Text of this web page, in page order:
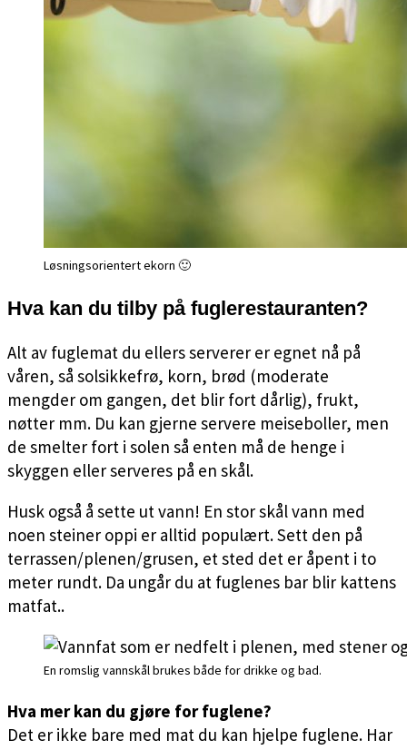
Løsningsorientert ekorn 🙂
Hva kan du tilby på fuglerestauranten?
Alt av fuglemat du ellers serverer er egnet nå på
våren, så solsikkefrø, korn, brød (moderate
mengder om gangen, det blir fort dårlig), frukt,
nøtter mm. Du kan gjerne servere meiseboller, men
de smelter fort i solen så enten må de henge i
skyggen eller serveres på en skål.
Husk også å sette ut vann! En stor skål vann med
noen steiner oppi er alltid populært. Sett den på
terrassen/plenen/grusen, et sted det er åpent i to
meter rundt. Da ungår du at fuglenes bar blir kattens
matfat..
En romslig vannskål brukes både for drikke og bad.
Hva mer kan du gjøre for fuglene?
Det er ikke bare med mat du kan hjelpe fuglene. Har